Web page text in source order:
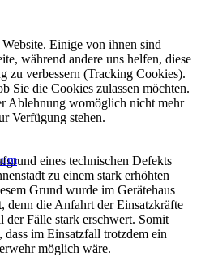
eines technischen Defekts
zu einem stark erhöhten
Grund wurde im Gerätehaus
denn die Anfahrt der Einsatzkräfte
der Fälle stark erschwert. Somit
dass im Einsatzfall trotzdem ein
möglich wäre.
Einige von ihnen sind
während andere uns helfen, diese
zu verbessern (Tracking Cookies).
Sie die Cookies zulassen möchten.
Ablehnung womöglich nicht mehr
Verfügung stehen.